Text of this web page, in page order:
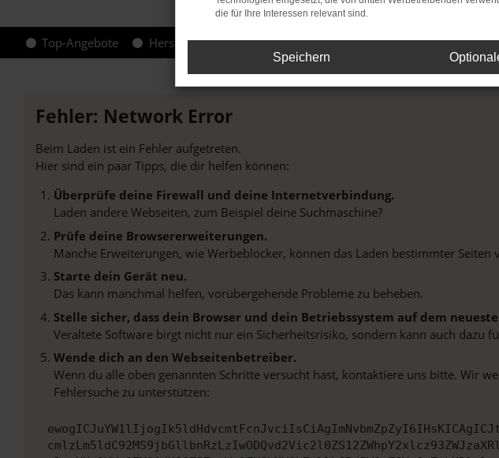
Top-Angebote Hersteller-Info
Fehler: Network Error
Beim Laden ist ein Fehler aufgetreten.
Hier sind ein paar Tipps, die dir helfen können:
Überprüfe deine Firewall und deine Internetverbindung.
Laden andere Webseiten, zum Beispiel deine Suchmaschine?
Prüfe deine Browsererweiterungen.
Manche Erweiterungen, wie Werbeblocker, können das Laden bestimmter
Starte dein Gerät neu.
Das kann manchmal helfen, vorübergehende Probleme zu beheben.
Stelle sicher, dass dein Browser und dein Betriebssystem auf dem
Veraltete Software birgt nicht nur ein Sicherheitsrisiko, sondern kann auch dazu
Wende dich an den Webseitenbetreiber.
Wenn du alle oben genannten Schritte versucht hast, kontaktiere uns bitte. Wir
Fehlersuche zu unterstützen:
die für Ihre Interessen relevant sind.
Speichern